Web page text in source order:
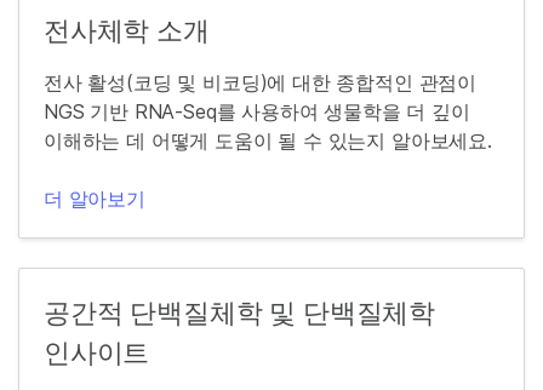
전사체학 소개
전사 활성(코딩 및 비코딩)에 대한 종합적인 관점이
NGS 기반 RNA-Seq를 사용하여 생물학을 더 깊이
이해하는 데 어떻게 도움이 될 수 있는지 알아보세요.
더 알아보기
공간적 단백질체학 및 단백질체학
인사이트